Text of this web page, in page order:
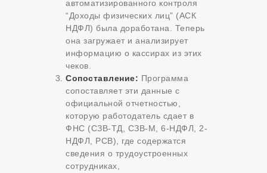
автоматизированного контроля
“Доходы физических лиц” (АСК
НДФЛ) была доработана. Теперь
она загружает и анализирует
информацию о кассирах из этих
чеков.
Сопоставление: Программа
сопоставляет эти данные с
официальной отчетностью,
которую работодатель сдает в
ФНС (СЗВ-ТД, СЗВ-М, 6-НДФЛ, 2-
НДФЛ, РСВ), где содержатся
сведения о трудоустроенных
сотрудниках,